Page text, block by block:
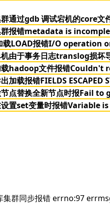
通过gdb 调试宕机的core文
群报错metadata is
载LOAD报错I/O
由于事务日志translog损坏
载hadoop文件报错Couldn't
加载报错FIELDS
节点替换全新节点时报Fail
设置set变量时报错Variable
集群同步报错 errno:97